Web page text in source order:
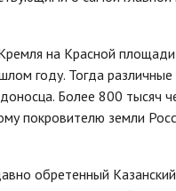
на Красной площади
году. Тогда различные
Более 800 тысяч
покровителю земли
обретенный